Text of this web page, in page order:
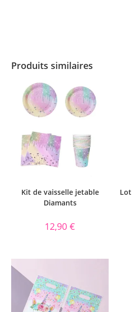
Produits similaires
Kit de vaisselle jetable
Diamants
12,90€